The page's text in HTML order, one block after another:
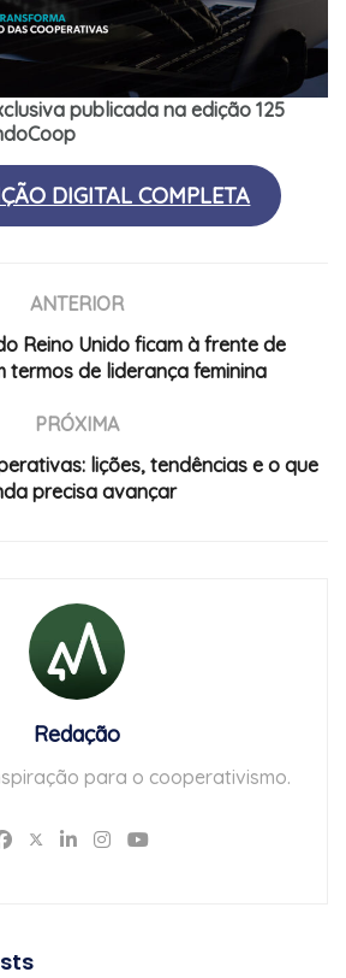
publicada na edição 125
DIGITAL COMPLETA
ANTERIOR
Reino Unido ficam à frente de
termos de liderança feminina
PRÓXIMA
lições, tendências e o que
precisa avançar
Redação
para o cooperativismo.